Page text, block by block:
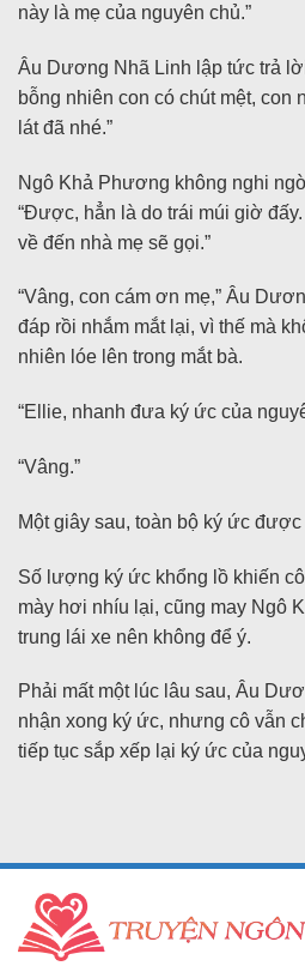
này là mẹ của nguyên chủ.”
Âu Dương Nhã Linh lập tức trả
bỗng nhiên con có chút mệt, con
lát đã nhé.”
Ngô Khả Phương không nghi
“Được, hẳn là do trái múi giờ
về đến nhà mẹ sẽ gọi.”
“Vâng, con cám ơn mẹ,” Âu
đáp rồi nhắm mắt lại, vì thế mà
nhiên lóe lên trong mắt bà.
“Ellie, nhanh đưa ký ức của
“Vâng.”
Một giây sau, toàn bộ ký ức
Số lượng ký ức khổng lồ khiến
mày hơi nhíu lại, cũng may Ngô
trung lái xe nên không để ý.
Phải mất một lúc lâu sau, Âu
nhận xong ký ức, nhưng cô vẫn
tiếp tục sắp xếp lại ký ức của